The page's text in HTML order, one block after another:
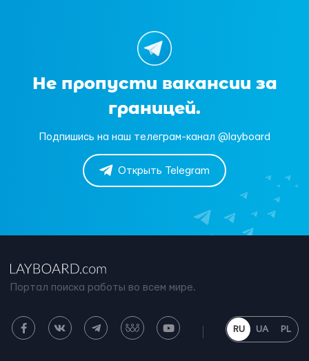
Не пропусти вакансии за
границей.
Подпишись на наш телеграм-канал @layboard
Открыть Telegram
Портал поиска работы во всем мире.
RU UA PL